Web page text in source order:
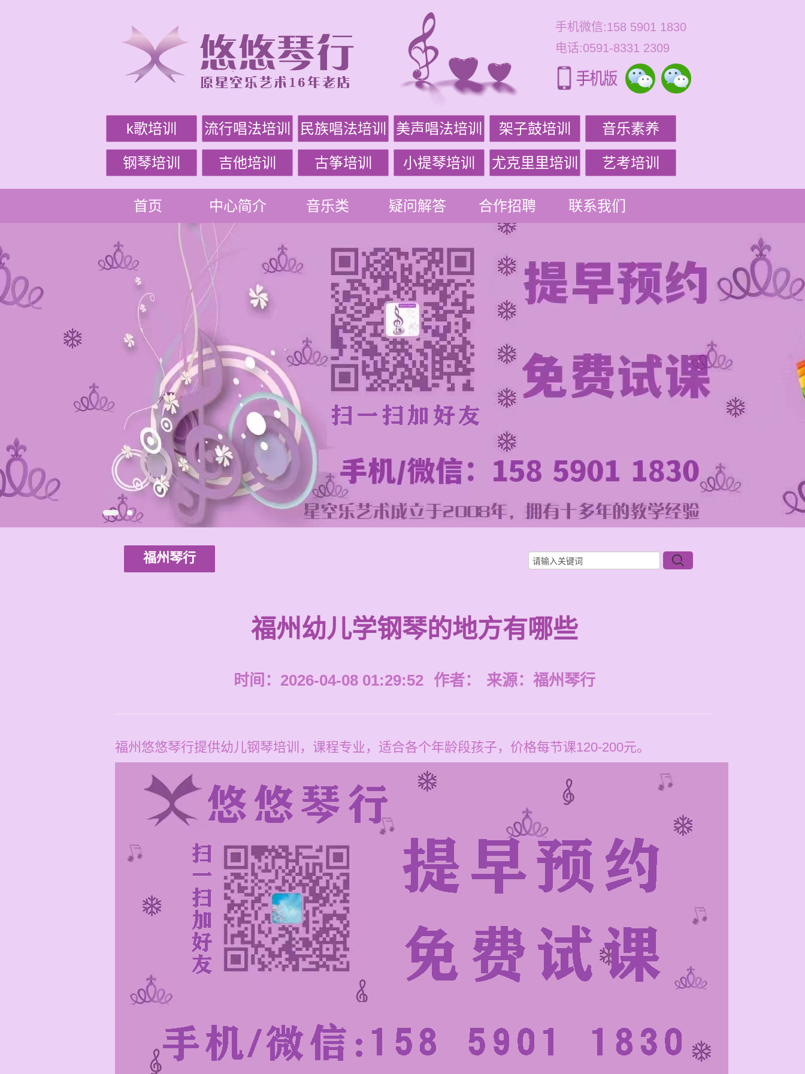
手机微信:158 5901 1830
电话:0591-8331 2309
k歌培训 流行唱法培训 民族唱法培训 美声唱法培训 架子鼓培训 音乐素养
钢琴培训 吉他培训 古筝培训 小提琴培训 尤克里里培训 艺考培训
首页 中心简介 音乐类 疑问解答 合作招聘 联系我们
福州琴行
福州幼儿学钢琴的地方有哪些
时间：2026-04-08 01:29:52 作者： 来源： 福州琴行
福州悠悠琴行提供幼儿钢琴培训，课程专业，适合各个年龄段孩子，价格每节课120-200元。